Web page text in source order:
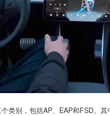
类别，包括AP、EAP和FSD。